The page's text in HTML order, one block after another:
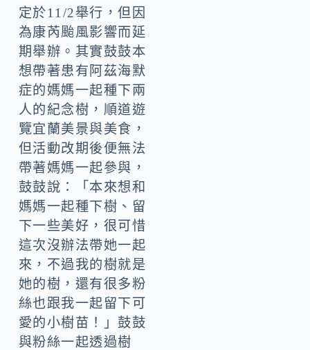
定於11/2舉行，但因
為康芮颱風影響而延
期舉辦。其實鼓鼓本
想帶著患有阿茲海默
症的媽媽一起種下兩
人的紀念樹，順道遊
覽宜蘭美景與美食，
但活動改期後便無法
帶著媽媽一起參與，
鼓鼓說：「本來想和
媽媽一起種下樹、留
下一些美好，很可惜
這次沒辦法帶她一起
來，不過我的樹就是
她的樹，還有很多粉
絲也跟我一起留下可
愛的小樹苗！」鼓鼓
與粉絲一起透過樹